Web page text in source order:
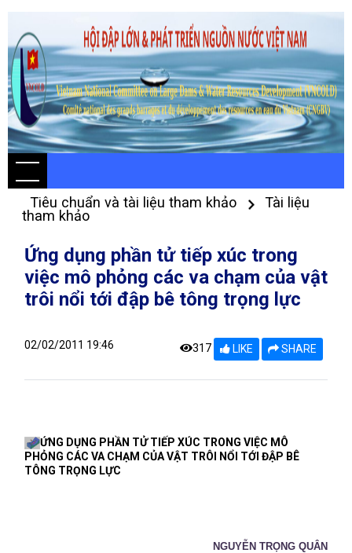
Tiêu chuẩn và tài liệu tham khảo
Tài liệu
tham khảo
Ứng dụng phần tử tiếp xúc trong
việc mô phỏng các va chạm của vật
trôi nổi tới đập bê tông trọng lực
02/02/2011 19:46 317 LIKE SHARE
ỨNG DỤNG PHẦN TỬ TIẾP XÚC TRONG VIỆC MÔ
PHỎNG CÁC VA CHẠM CỦA VẬT TRÔI NỔI TỚI ĐẬP BÊ
TÔNG TRỌNG LỰC
NGUYỄN TRỌNG QUÂN